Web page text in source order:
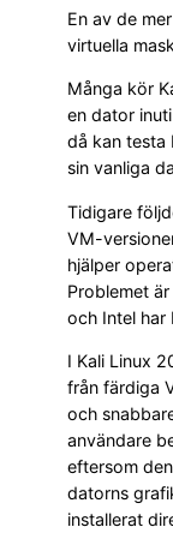
En av de
virtuella
Många kör
en dator
då kan testa
sin vanliga
Tidigare
VM-
hjälper
Problemet
och Intel har
I Kali Linux
från färdiga
och
användare
eftersom
datorns
installerat